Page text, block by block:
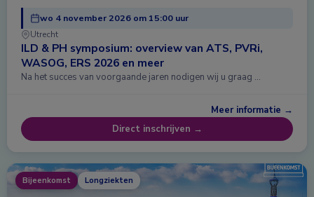
wo 4 november 2026 om 15:00 uur
Utrecht
ILD & PH symposium: overview van ATS, PVRi,
WASOG, ERS 2026 en meer
Na het succes van voorgaande jaren nodigen wij u graag …
Meer informatie →
Direct inschrijven →
Bijeenkomst Longziekten